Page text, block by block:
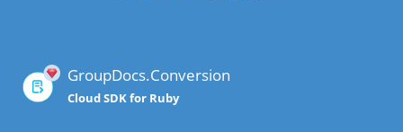
GroupDocs.Conversion
Cloud SDK for Ruby